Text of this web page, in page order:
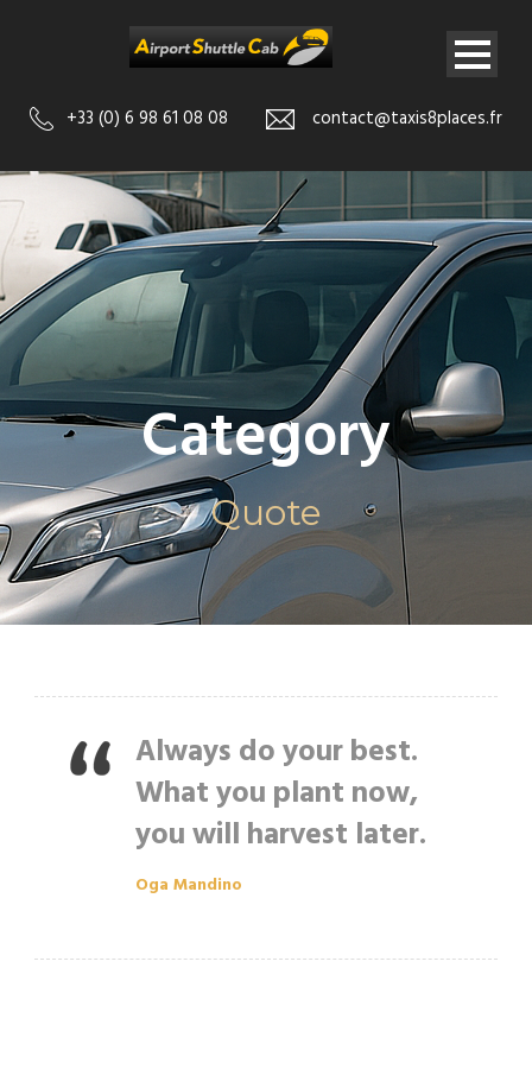
+33 (0) 6 98 61 08 08 contact@taxis8places.fr
Category
Quote
Always do your best.
What you plant now,
you will harvest later.
Oga Mandino